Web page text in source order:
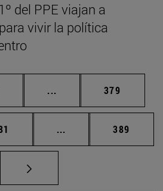
del PPE viajan a
vivir la política
... Páginas intermedias
Página
379
... Páginas intermedias
Página
389